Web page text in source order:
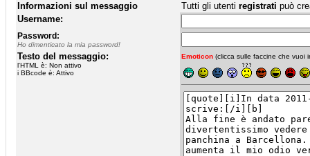
Informazioni sul messaggio Tutti gli utenti registrati può
Username:
Password:
Ho dimenticato la mia password!
Testo del messaggio:
l'HTML è: Non attivo
i BBcode è: Attivo
Emoticon (clicca sulle faccine che vuoi